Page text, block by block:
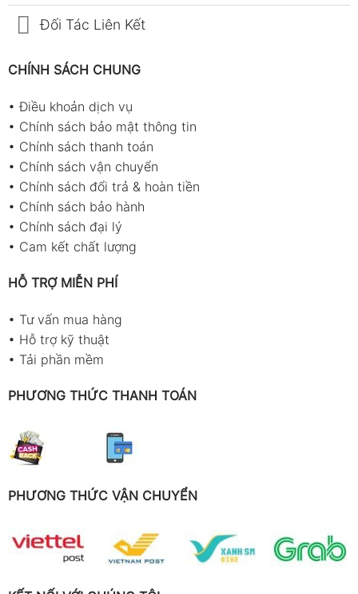
Đối Tác Liên Kết
CHÍNH SÁCH CHUNG
•Điều khoản dịch vụ
• Chính sách bảo mật thông tin
• Chính sách thanh toán
• Chính sách vận chuyển
• Chính sách đổi trả & hoàn tiền
• Chính sách bảo hành
• Chính sách đại lý
• Cam kết chất lượng
HỖ TRỢ MIỄN PHÍ
• Tư vấn mua hàng
• Hỗ trợ kỹ thuật
• Tải phần mềm
PHƯƠNG THỨC THANH TOÁN
PHƯƠNG THỨC VẬN CHUYỂN